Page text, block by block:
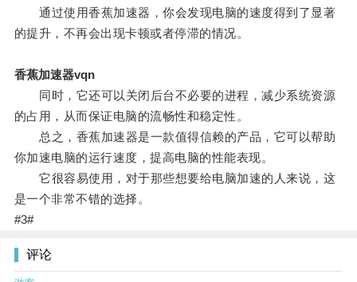
通过使用香蕉加速器，你会发现电脑的速度得到了显著
的提升，不再会出现卡顿或者停滞的情况。
香蕉加速器vqn
同时，它还可以关闭后台不必要的进程，减少系统资源
的占用，从而保证电脑的流畅性和稳定性。
总之，香蕉加速器是一款值得信赖的产品，它可以帮助
你加速电脑的运行速度，提高电脑的性能表现。
它很容易使用，对于那些想要给电脑加速的人来说，这
是一个非常不错的选择。
#3#
评论